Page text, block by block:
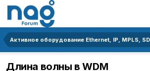
Длина волны в WDM